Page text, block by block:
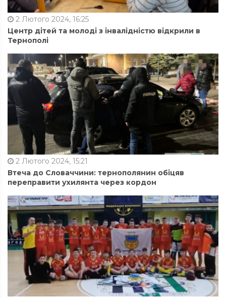
2 Лютого 2024, 16:25
Центр дітей та молоді з інвалідністю відкрили в
Тернополі
2 Лютого 2024, 15:21
Втеча до Словаччини: тернополянин обіцяв
переправити ухилянта через кордон